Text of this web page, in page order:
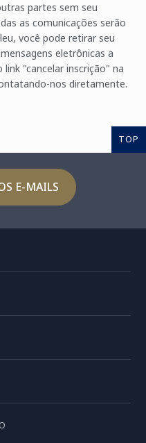
partes sem seu
as comunicações serão
você pode retirar seu
eletrônicas a
"cancelar inscrição" na
nos diretamente.
TOP
E-MAILS